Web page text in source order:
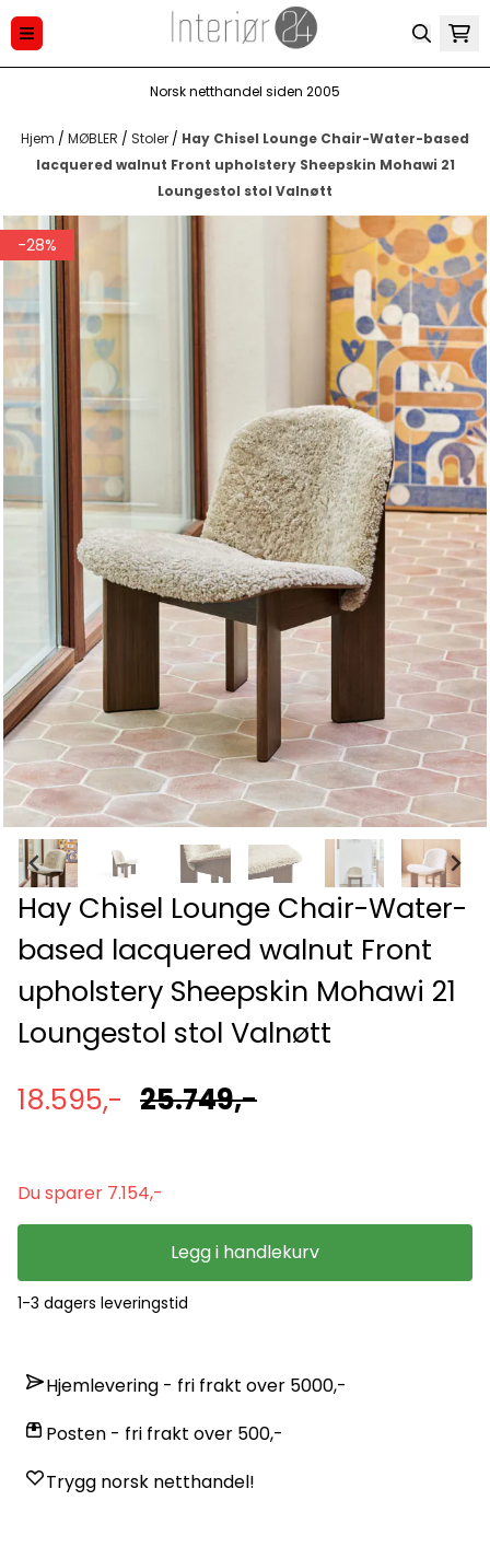
Hopp til innhold
Norsk netthandel siden 2005
Hjem / MØBLER / Stoler / Hay Chisel Lounge Chair-Water-based
lacquered walnut Front upholstery Sheepskin Mohawi 21
Loungestol stol Valnøtt
-28%
Hay Chisel Lounge Chair-Water-
based lacquered walnut Front
upholstery Sheepskin Mohawi 21
Loungestol stol Valnøtt
18.595,- 25.749,-
Du sparer 7.154,-
Legg i handlekurv
1-3 dagers leveringstid
Hjemlevering - fri frakt over 5000,-
Posten - fri frakt over 500,-
Trygg norsk netthandel!